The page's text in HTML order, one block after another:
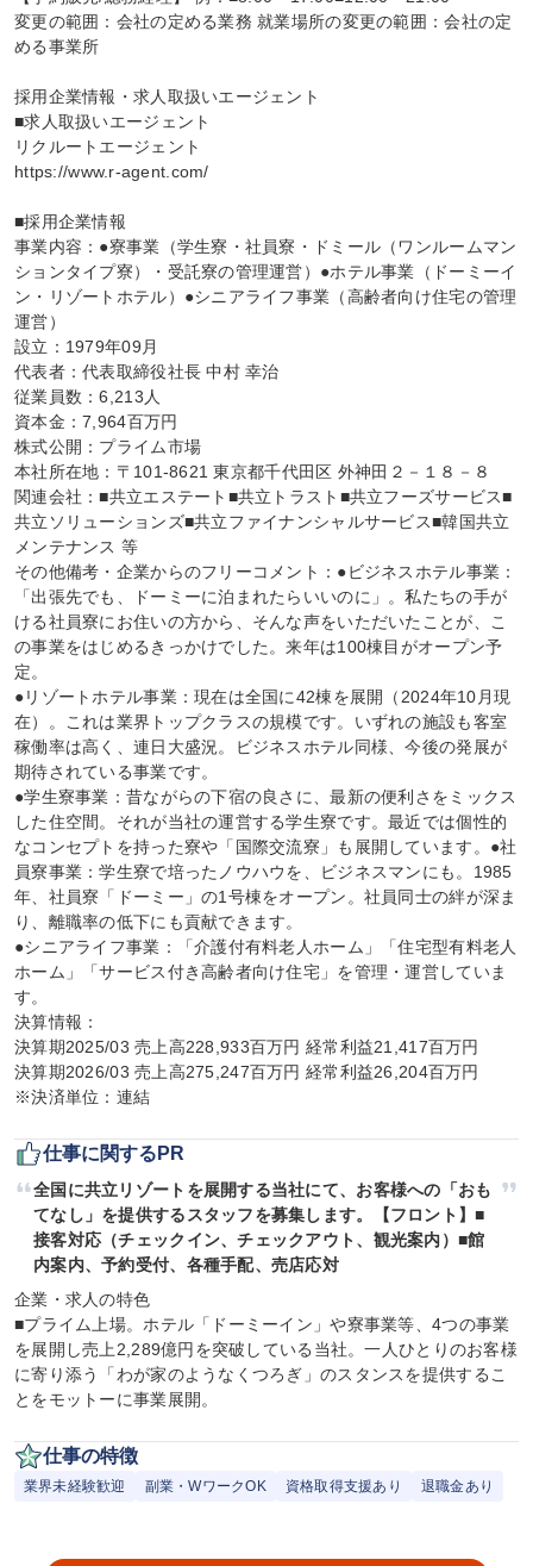
変更の範囲：会社の定める業務 就業場所の変更の範囲：会社の定
める事業所
採用企業情報・求人取扱いエージェント
■求人取扱いエージェント
リクルートエージェント
https://www.r-agent.com/
■採用企業情報
事業内容：●寮事業（学生寮・社員寮・ドミール（ワンルームマン
ションタイプ寮）・受託寮の管理運営）●ホテル事業（ドーミーイ
ン・リゾートホテル）●シニアライフ事業（高齢者向け住宅の管理
運営）
設立：1979年09月
代表者：代表取締役社長 中村 幸治
従業員数：6,213人
資本金：7,964百万円
株式公開：プライム市場
本社所在地：〒101-8621 東京都千代田区 外神田２－１８－８
関連会社：■共立エステート■共立トラスト■共立フーズサービス■
共立ソリューションズ■共立ファイナンシャルサービス■韓国共立
メンテナンス 等
その他備考・企業からのフリーコメント：●ビジネスホテル事業：
「出張先でも、ドーミーに泊まれたらいいのに」。私たちの手が
ける社員寮にお住いの方から、そんな声をいただいたことが、こ
の事業をはじめるきっかけでした。来年は100棟目がオープン予
定。
●リゾートホテル事業：現在は全国に42棟を展開（2024年10月現
在）。これは業界トップクラスの規模です。いずれの施設も客室
稼働率は高く、連日大盛況。ビジネスホテル同様、今後の発展が
期待されている事業です。
●学生寮事業：昔ながらの下宿の良さに、最新の便利さをミックス
した住空間。それが当社の運営する学生寮です。最近では個性的
なコンセプトを持った寮や「国際交流寮」も展開しています。●社
員寮事業：学生寮で培ったノウハウを、ビジネスマンにも。1985
年、社員寮「ドーミー」の1号棟をオープン。社員同士の絆が深ま
り、離職率の低下にも貢献できます。
●シニアライフ事業：「介護付有料老人ホーム」「住宅型有料老人
ホーム」「サービス付き高齢者向け住宅」を管理・運営していま
す。
決算情報：
決算期2025/03 売上高228,933百万円 経常利益21,417百万円
決算期2026/03 売上高275,247百万円 経常利益26,204百万円
※決済単位：連結
仕事に関するPR
全国に共立リゾートを展開する当社にて、お客様への「おも
てなし」を提供するスタッフを募集します。【フロント】■
接客対応（チェックイン、チェックアウト、観光案内）■館
内案内、予約受付、各種手配、売店応対
企業・求人の特色
■プライム上場。ホテル「ドーミーイン」や寮事業等、4つの事業
を展開し売上2,289億円を突破している当社。一人ひとりのお客様
に寄り添う「わが家のようなくつろぎ」のスタンスを提供するこ
とをモットーに事業展開。
仕事の特徴
業界未経験歓迎 副業・WワークOK 資格取得支援あり 退職金あり